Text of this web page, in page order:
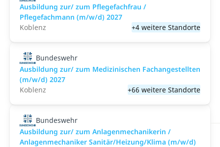
Ausbildung zur/ zum Pflegefachfrau /
Pflegefachmann (m/w/d) 2027
Koblenz
+4 weitere Standorte
Bundeswehr
Ausbildung zur/ zum Medizinischen Fachangestellten
(m/w/d) 2027
Koblenz
+66 weitere Standorte
Bundeswehr
Ausbildung zur/ zum Anlagenmechanikerin /
Anlagenmechaniker Sanitär/Heizung/Klima (m/w/d)